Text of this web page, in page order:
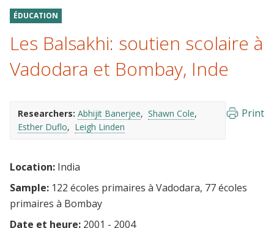
ÉDUCATION
Les Balsakhi: soutien scolaire à
Vadodara et Bombay, Inde
Researchers: Abhijit Banerjee
Shawn Cole
Esther Duflo
Leigh Linden
Print
Location: India
Sample: 122 écoles primaires à Vadodara, 77 écoles
primaires à Bombay
Date et heure: 2001 - 2004